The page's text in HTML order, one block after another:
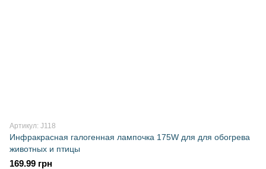
Артикул: J118
Инфракрасная галогенная лампочка 175W для для обогрева
животных и птицы
169.99 грн